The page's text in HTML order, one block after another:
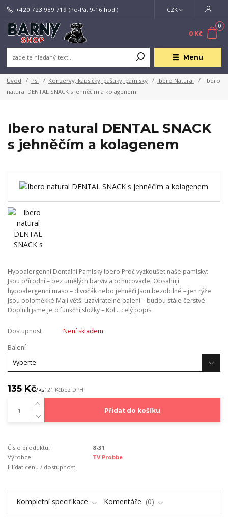
Menu
CZK
+420 723 989 719 (Po-Pá, 9-16 hod.)
0
0 Kč
Úvod Psi Konzervy, kapsičky, paštiky, pamlsky Ibero Natural
Ibero
natural DENTAL SNACK s jehněčím a kolagenem
Ibero natural DENTAL SNACK
s jehněčím a kolagenem
Hypoalergenní Dentální Pamlsky Ibero Proč vyzkoušet naše pamlsky:
Jsou přírodní – bez umělých barviv a ochucovadel Obsahují
hypoalergenní maso – divočák nebo jehněčí Jsou bezobilné – jen rýže
Jsou poloměkké Mají větší uzavíratelné balení – budou stále čerstvé
Doplnili jsme je o funkční složky – Kol... celý popis
Dostupnost
Není skladem
Balení
135 Kč/ks121 Kčbez DPH
Přidat do košíku
Číslo produktu:
8-31
Výrobce:
TV Probbe
Hlídat cenu / dostupnost
Kompletní specifikace Komentáře 0